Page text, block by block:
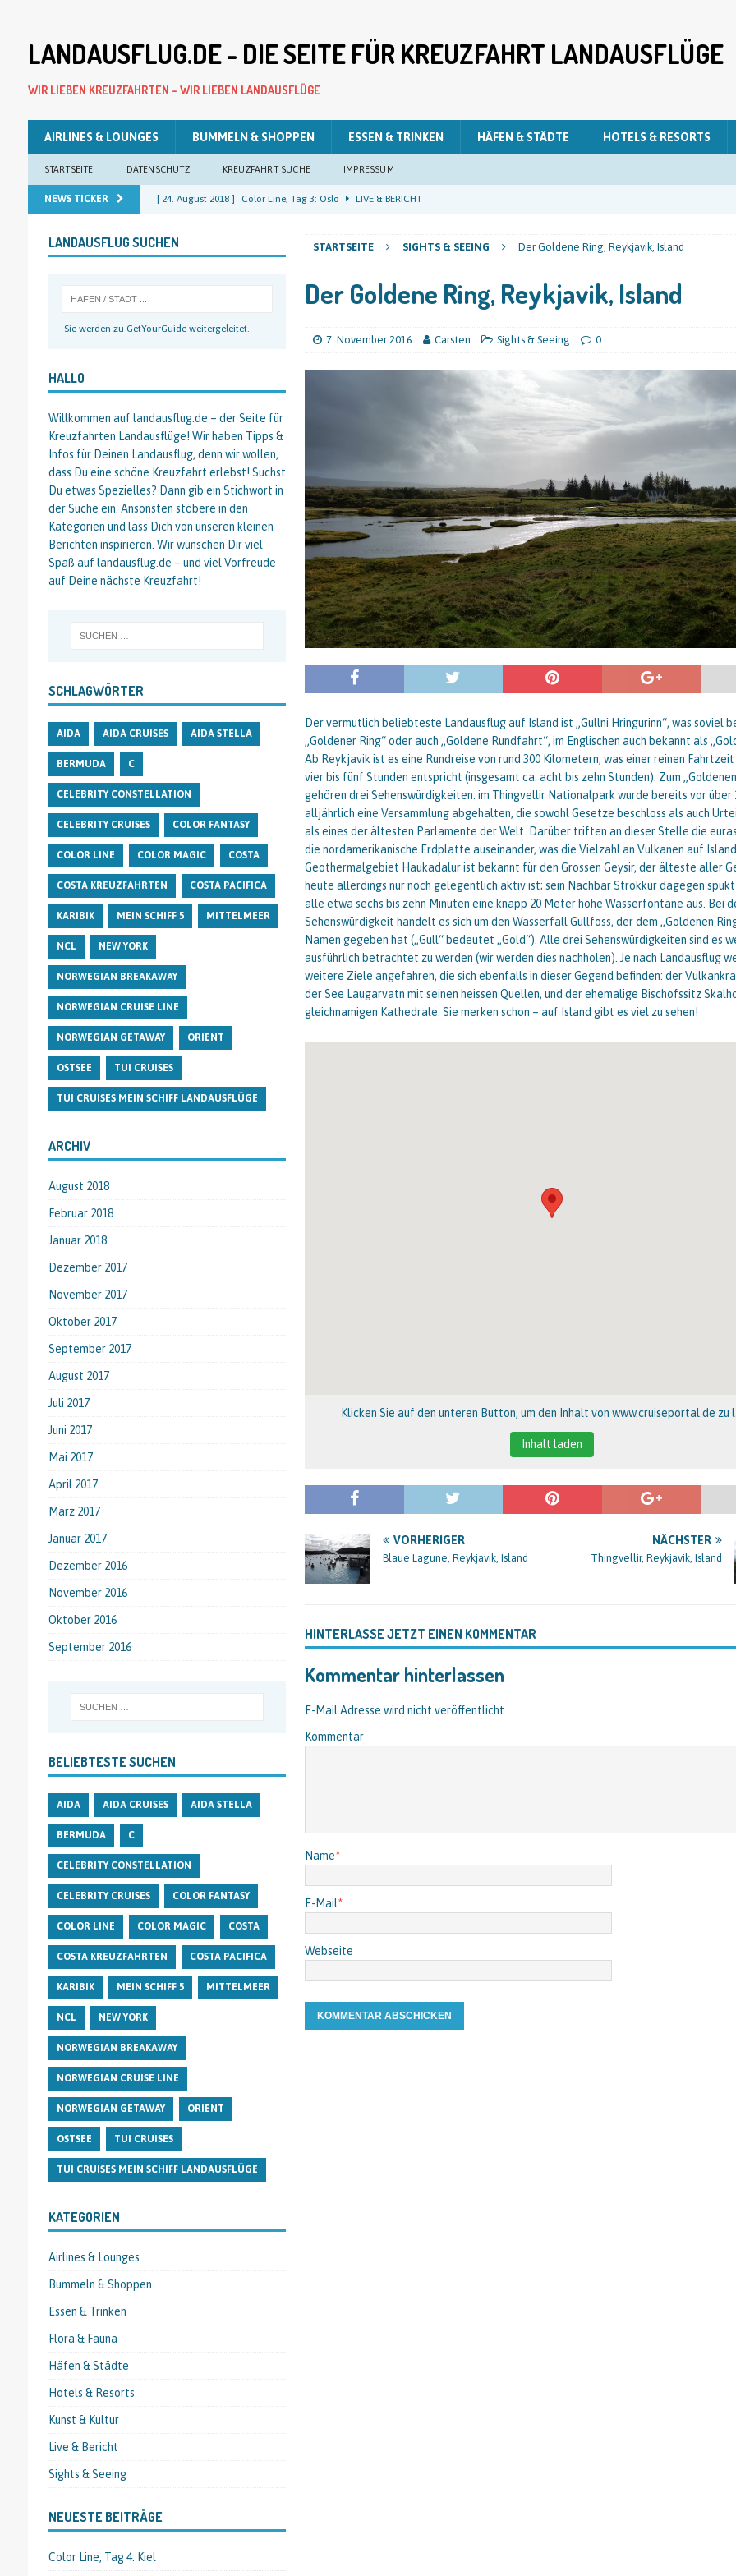
LANDAUSFLUG.DE - DIE SEITE FÜR KREUZFAHRT LANDAUSFLÜGE
WIR LIEBEN KREUZFAHRTEN - WIR LIEBEN LANDAUSFLÜGE
AIRLINES & LOUNGES BUMMELN & SHOPPEN ESSEN & TRINKEN HÄFEN & STÄDTE HOTELS & RESORTS
STARTSEITE DATENSCHUTZ KREUZFAHRT SUCHE IMPRESSUM
NEWS TICKER [ 24. August 2018 ] Color Line, Tag 3: Oslo LIVE & BERICHT
[ 22. August 2018 ] Color Line, Tag 1: Kiel
Costa Pacifica, Tag 12: Kiel LIVE & BERICHT
STARTSEITE SIGHTS & SEEING Der Goldene Ring, Reykjavik, Island
Der Goldene Ring, Reykjavik, Island
7. November 2016 Carsten Sights & Seeing 0
Der vermutlich beliebteste Landausflug auf Island ist „Gullni Hringurinn“, was soviel
„Goldener Ring“ oder auch „Goldene Rundfahrt“, im Englischen auch bekannt als
Ab Reykjavik ist es eine Rundreise von rund 300 Kilometern, was einer reinen
vier bis fünf Stunden entspricht (insgesamt ca. acht bis zehn Stunden). Zum
gehören drei Sehenswürdigkeiten: im Thingvellir Nationalpark wurde bereits vor über
alljährlich eine Versammlung abgehalten, die sowohl Gesetze beschloss als auch
als eines der ältesten Parlamente der Welt. Darüber triften an dieser Stelle die
die nordamerikanische Erdplatte auseinander, was die Vielzahl an Vulkanen auf
Geothermalgebiet Haukadalur ist bekannt für den Grossen Geysir, der älteste aller
heute allerdings nur noch gelegentlich aktiv ist; sein Nachbar Strokkur dagegen
alle etwa sechs bis zehn Minuten eine knapp 20 Meter hohe Wasserfontäne aus. Bei
Sehenswürdigkeit handelt es sich um den Wasserfall Gullfoss, der dem „Goldenen
Namen gegeben hat („Gull“ bedeutet „Gold“). Alle drei Sehenswürdigkeiten sind es
ausführlich betrachtet zu werden (wir werden dies nachholen). Je nach Landausflug
weitere Ziele angefahren, die sich ebenfalls in dieser Gegend befinden: der
der See Laugarvatn mit seinen heissen Quellen, und der ehemalige Bischofssitz
gleichnamigen Kathedrale. Sie merken schon – auf Island gibt es viel zu sehen!
Klicken Sie auf den unteren Button, um den Inhalt von www.cruiseportal.de zu
Inhalt laden
VORHERIGER
Blaue Lagune, Reykjavik, Island
NÄCHSTER
Thingvellir, Reykjavik, Island
HINTERLASSE JETZT EINEN KOMMENTAR
Kommentar hinterlassen
E-Mail Adresse wird nicht veröffentlicht.
Kommentar
Name*
E-Mail*
Webseite
LANDAUSFLUG SUCHEN
Sie werden zu GetYourGuide weitergeleitet.
HALLO
Willkommen auf landausflug.de – der Seite für
Kreuzfahrten Landausflüge! Wir haben Tipps &
Infos für Deinen Landausflug, denn wir wollen,
dass Du eine schöne Kreuzfahrt erlebst! Suchst
Du etwas Spezielles? Dann gib ein Stichwort in
der Suche ein. Ansonsten stöbere in den
Kategorien und lass Dich von unseren kleinen
Berichten inspirieren. Wir wünschen Dir viel
Spaß auf landausflug.de – und viel Vorfreude
auf Deine nächste Kreuzfahrt!
SCHLAGWÖRTER
AIDA AIDA CRUISES AIDA STELLA
BERMUDA C
CELEBRITY CONSTELLATION
CELEBRITY CRUISES COLOR FANTASY
COLOR LINE COLOR MAGIC COSTA
COSTA KREUZFAHRTEN COSTA PACIFICA
KARIBIK MEIN SCHIFF 5 MITTELMEER
NCL NEW YORK
NORWEGIAN BREAKAWAY
NORWEGIAN CRUISE LINE
NORWEGIAN GETAWAY ORIENT
OSTSEE TUI CRUISES
TUI CRUISES MEIN SCHIFF LANDAUSFLÜGE
ARCHIV
August 2018
Februar 2018
Januar 2018
Dezember 2017
November 2017
Oktober 2017
September 2017
August 2017
Juli 2017
Juni 2017
Mai 2017
April 2017
März 2017
Januar 2017
Dezember 2016
November 2016
Oktober 2016
September 2016
BELIEBTESTE SUCHEN
AIDA AIDA CRUISES AIDA STELLA
BERMUDA C
CELEBRITY CONSTELLATION
CELEBRITY CRUISES COLOR FANTASY
COLOR LINE COLOR MAGIC COSTA
COSTA KREUZFAHRTEN COSTA PACIFICA
KARIBIK MEIN SCHIFF 5 MITTELMEER
NCL NEW YORK
NORWEGIAN BREAKAWAY
NORWEGIAN CRUISE LINE
NORWEGIAN GETAWAY ORIENT
OSTSEE TUI CRUISES
TUI CRUISES MEIN SCHIFF LANDAUSFLÜGE
KATEGORIEN
Airlines & Lounges
Bummeln & Shoppen
Essen & Trinken
Flora & Fauna
Häfen & Städte
Hotels & Resorts
Kunst & Kultur
Live & Bericht
Sights & Seeing
NEUESTE BEITRÄGE
Color Line, Tag 4: Kiel